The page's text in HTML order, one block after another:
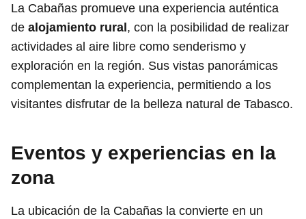
La Cabañas promueve una experiencia auténtica
de alojamiento rural, con la posibilidad de realizar
actividades al aire libre como senderismo y
exploración en la región. Sus vistas panorámicas
complementan la experiencia, permitiendo a los
visitantes disfrutar de la belleza natural de Tabasco.
Eventos y experiencias en la
zona
La ubicación de la Cabañas la convierte en un